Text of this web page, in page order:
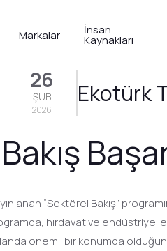
Markalar İnsan
Kaynakları
26
ŞUB
2026
Ekotürk
“Sektörel Bakış”
hırdavat ve
önemli bir konumda